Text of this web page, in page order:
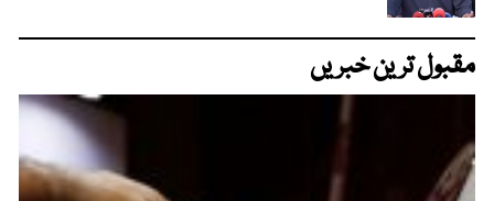
مقبول ترین خبریں